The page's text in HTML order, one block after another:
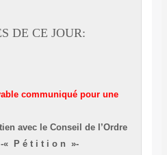
DE CE JOUR:
communiqué pour une
avec le Conseil de l’Ordre
« P é t i t i o n »-